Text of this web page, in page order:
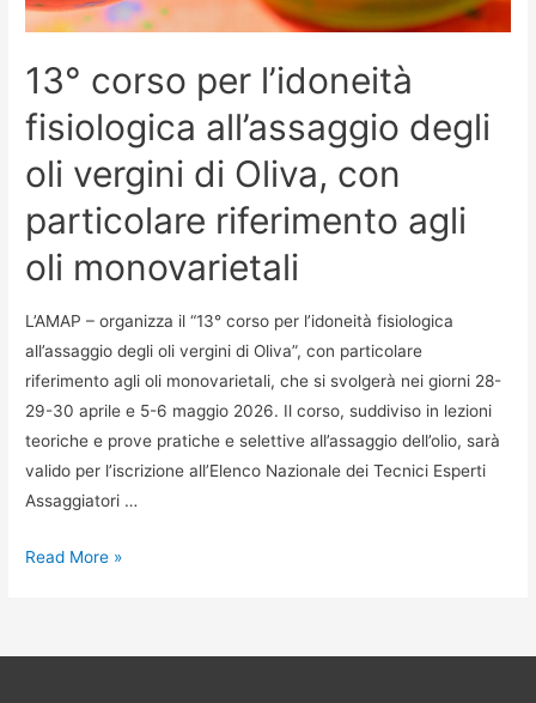
13° corso per l’idoneità
fisiologica all’assaggio degli
oli vergini di Oliva, con
particolare riferimento agli
oli monovarietali
L’AMAP – organizza il “13° corso per l’idoneità fisiologica
all’assaggio degli oli vergini di Oliva”, con particolare
riferimento agli oli monovarietali, che si svolgerà nei giorni 28-
29-30 aprile e 5-6 maggio 2026. Il corso, suddiviso in lezioni
teoriche e prove pratiche e selettive all’assaggio dell’olio, sarà
valido per l’iscrizione all’Elenco Nazionale dei Tecnici Esperti
Assaggiatori …
13°
Read More »